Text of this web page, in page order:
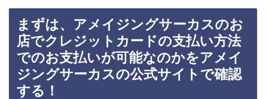
まずは、アメイジングサーカスのお
店でクレジットカードの支払い方法
でのお支払いが可能なのかをアメイ
ジングサーカスの公式サイトで確認
する！